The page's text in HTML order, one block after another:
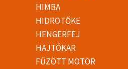
HIMBA
HIDROTŐKE
HENGERFEJ
HAJTÓKAR
FŰZÖTT MOTOR